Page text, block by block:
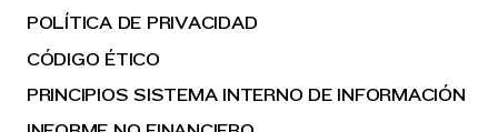
POLÍTICA DE PRIVACIDAD
CÓDIGO ÉTICO
PRINCIPIOS SISTEMA INTERNO DE INFORMACIÓN